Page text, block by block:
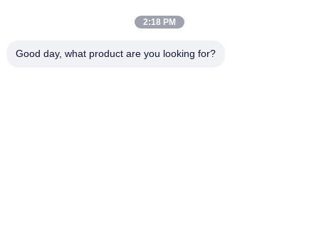
2:18 PM
Good day, what product are you looking for?